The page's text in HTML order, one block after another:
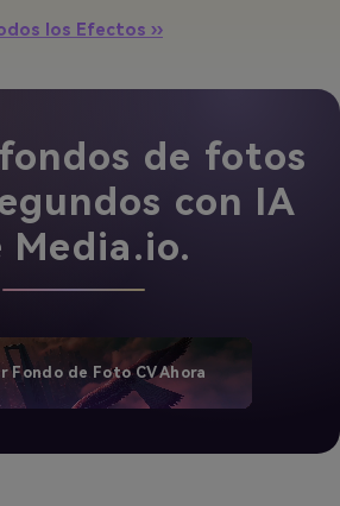
los Efectos ››
de fotos
con IA
Media.io.
Fondo de Foto CV Ahora